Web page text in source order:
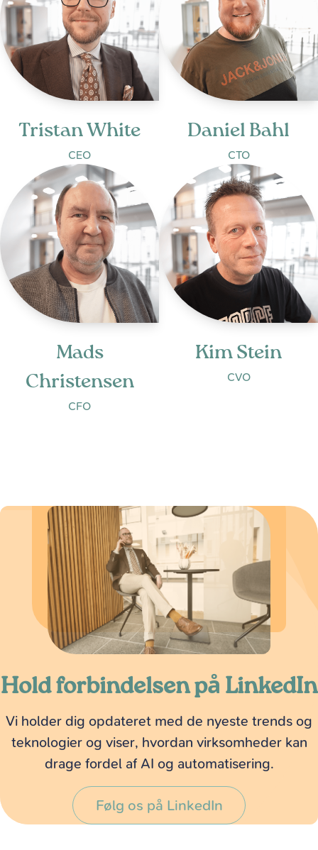
Tristan White
CEO
Daniel Bahl
CTO
Mads
Christensen
CFO
Kim Stein
CVO
Hold forbindelsen på LinkedIn
Vi holder dig opdateret med de nyeste trends og
teknologier og viser, hvordan virksomheder kan
drage fordel af AI og automatisering.
Følg os på LinkedIn